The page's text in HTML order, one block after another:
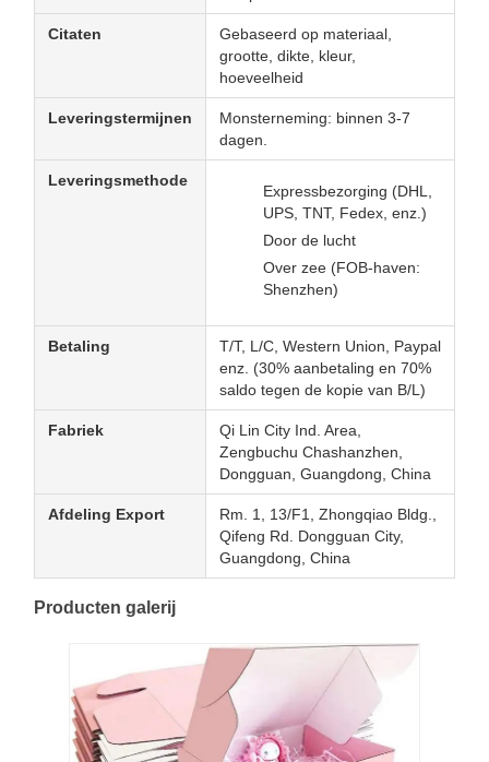
Citaten
Gebaseerd op materiaal,
grootte, dikte, kleur,
hoeveelheid
Leveringstermijnen
Monsterneming: binnen 3-7
dagen.
Leveringsmethode
Expressbezorging (DHL,
UPS, TNT, Fedex, enz.)
Door de lucht
Over zee (FOB-haven:
Shenzhen)
Betaling
T/T, L/C, Western Union, Paypal
enz. (30% aanbetaling en 70%
saldo tegen de kopie van B/L)
Fabriek
Qi Lin City Ind. Area,
Zengbuchu Chashanzhen,
Dongguan, Guangdong, China
Afdeling Export
Rm. 1, 13/F1, Zhongqiao Bldg.,
Qifeng Rd. Dongguan City,
Guangdong, China
Producten galerij